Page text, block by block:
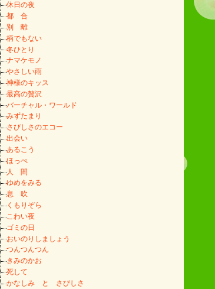
休日の夜
都 合
別 離
柄でもない
冬ひとり
ナマケモノ
やさしい雨
神様のキッス
最高の贅沢
バーチャル・ワールド
みずたまり
さびしさのエコー
出会い
あるこう
ほっぺ
人 間
ゆめをみる
息 吹
くもりぞら
こわい夜
ゴミの日
おいのりしましょう
つんつんつん
きみのかお
死して
かなしみ と さびしさ